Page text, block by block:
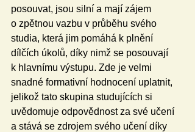
posouvat, jsou silní a mají zájem
o zpětnou vazbu v průběhu svého
studia, která jim pomáhá k plnění
dílčích úkolů, díky nimž se posouvají
k hlavnímu výstupu. Zde je velmi
snadné formativní hodnocení uplatnit,
jelikož tato skupina studujících si
uvědomuje odpovědnost za své učení
a stává se zdrojem svého učení díky